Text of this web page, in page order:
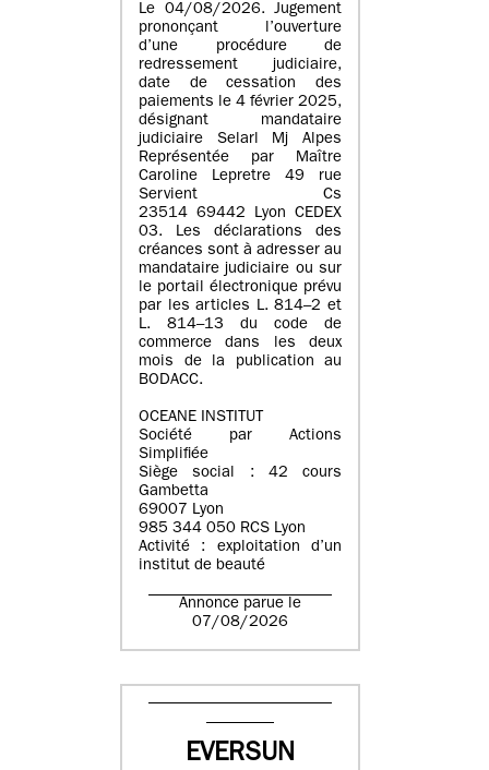
Le 04/08/2026. Jugement
prononçant l’ouverture
d’une procédure de
redressement judiciaire,
date de cessation des
paiements le 4 février 2025,
désignant mandataire
judiciaire Selarl Mj Alpes
Représentée par Maître
Caroline Lepretre 49 rue
Servient Cs
23514 69442 Lyon CEDEX
03. Les déclarations des
créances sont à adresser au
mandataire judiciaire ou sur
le portail électronique prévu
par les articles L. 814–2 et
L. 814–13 du code de
commerce dans les deux
mois de la publication au
BODACC.
OCEANE INSTITUT
Société par Actions
Simplifiée
Siège social : 42 cours
Gambetta
69007 Lyon
985 344 050 RCS Lyon
Activité : exploitation d’un
institut de beauté
Annonce parue le
07/08/2026
EVERSUN